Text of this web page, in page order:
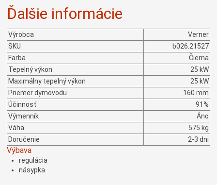
Ďalšie informácie
Výrobca
Verner
SKU
b026.21527
Farba
Čierna
Tepelný výkon
25 kW
Maximálny tepelný výkon
25 kW
Priemer dymovodu
160 mm
Účinnosť
91%
Výmenník
Áno
Váha
575 kg
Doručenie
2-3 dni
Výbava
regulácia
násypka